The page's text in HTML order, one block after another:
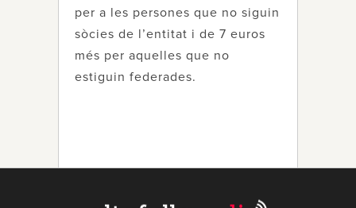
per a les persones que no siguin
sòcies de l’entitat i de 7 euros
més per aquelles que no
estiguin federades.